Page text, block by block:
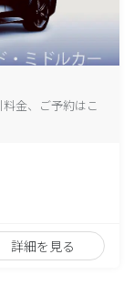
金、ご予約はこ
詳細を見る